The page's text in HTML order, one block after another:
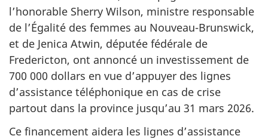
l’honorable Sherry Wilson, ministre responsable
de l’Égalité des femmes au Nouveau-Brunswick,
et de Jenica Atwin, députée fédérale de
Fredericton, ont annoncé un investissement de
700 000 dollars en vue d’appuyer des lignes
d’assistance téléphonique en cas de crise
partout dans la province jusqu’au 31 mars 2026.
Ce financement aidera les lignes d’assistance